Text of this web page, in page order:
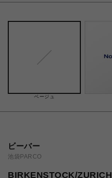
ベージュ
ビーバー
池袋PARCO
BIRKENSTOCK/ZURICH